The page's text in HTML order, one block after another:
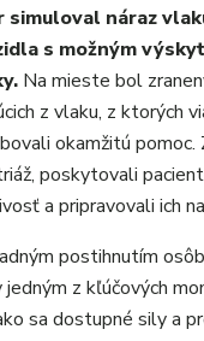
simuloval náraz
s možným
Na mieste bol
z vlaku, z ktorých
okamžitú pomoc.
poskytovali
a pripravovali ich
postihnutím
z kľúčových
sa dostupné sily a